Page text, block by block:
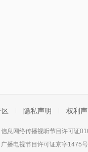
隐私声明 权利
信息网络传播视听节目许可证
广播电视节目许可证京字1475号